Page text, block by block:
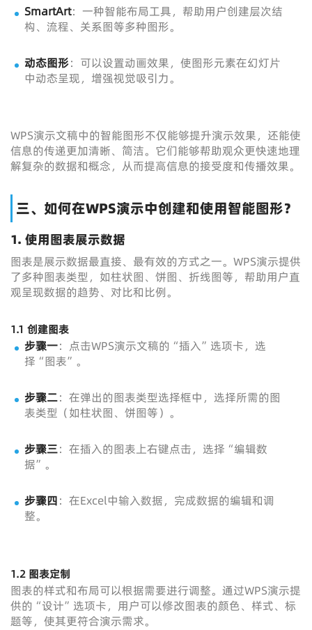
SmartArt：一种智能布局工具，帮助用户创建层次结
构、流程、关系图等多种图形。
动态图形：可以设置动画效果，使图形元素在幻灯片
中动态呈现，增强视觉吸引力。
WPS演示文稿中的智能图形不仅能够提升演示效果，还能使
信息的传递更加清晰、简洁。它们能够帮助观众更快速地理
解复杂的数据和概念，从而提高信息的接受度和传播效果。
三、如何在WPS演示中创建和使用智能图形？
1. 使用图表展示数据
图表是展示数据最直接、最有效的方式之一。WPS演示提供
了多种图表类型，如柱状图、饼图、折线图等，帮助用户直
观呈现数据的趋势、对比和比例。
1.1 创建图表
步骤一：点击WPS演示文稿的“插入”选项卡，选
择“图表”。
步骤二：在弹出的图表类型选择框中，选择所需的图
表类型（如柱状图、饼图等）。
步骤三：在插入的图表上右键点击，选择“编辑数
据”。
步骤四：在Excel中输入数据，完成数据的编辑和调
整。
1.2 图表定制
图表的样式和布局可以根据需要进行调整。通过WPS演示提
供的“设计”选项卡，用户可以修改图表的颜色、样式、标
题等，使其更符合演示需求。